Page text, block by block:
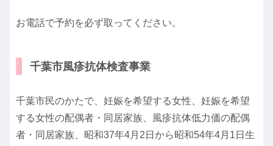
お電話で予約を必ず取ってください。
千葉市風疹抗体検査事業
千葉市民のかたで、妊娠を希望する女性、妊娠を希望
する女性の配偶者・同居家族、風疹抗体低力価の配偶
者・同居家族、昭和37年4月2日から昭和54年4月1日生